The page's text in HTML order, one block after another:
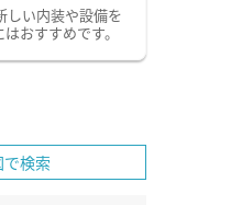
しい内装や設備を
おすすめです。
検索